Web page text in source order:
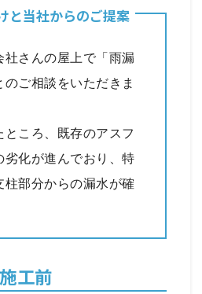
と当社からのご提案
社さんの屋上で「雨漏
のご相談をいただきま
ところ、既存のアスフ
劣化が進んでおり、特
柱部分からの漏水が確
施工前